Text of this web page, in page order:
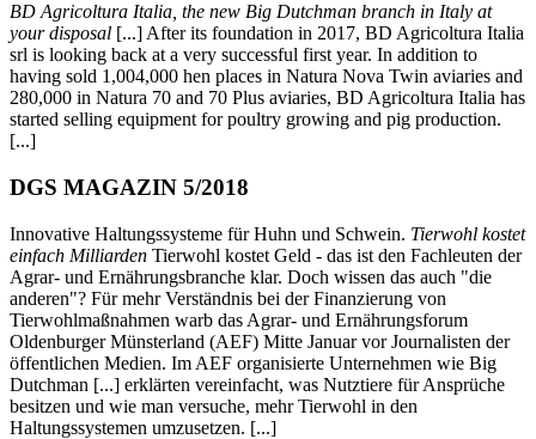
BD Agricoltura Italia, the new Big Dutchman branch in Italy at
your disposal [...] After its foundation in 2017, BD Agricoltura Italia
srl is looking back at a very successful first year. In addition to
having sold 1,004,000 hen places in Natura Nova Twin aviaries and
280,000 in Natura 70 and 70 Plus aviaries, BD Agricoltura Italia has
started selling equipment for poultry growing and pig production.
[...]
DGS MAGAZIN 5/2018
Innovative Haltungssysteme für Huhn und Schwein. Tierwohl kostet
einfach Milliarden Tierwohl kostet Geld - das ist den Fachleuten der
Agrar- und Ernährungsbranche klar. Doch wissen das auch "die
anderen"? Für mehr Verständnis bei der Finanzierung von
Tierwohlmaßnahmen warb das Agrar- und Ernährungsforum
Oldenburger Münsterland (AEF) Mitte Januar vor Journalisten der
öffentlichen Medien. Im AEF organisierte Unternehmen wie Big
Dutchman [...] erklärten vereinfacht, was Nutztiere für Ansprüche
besitzen und wie man versuche, mehr Tierwohl in den
Haltungssystemen umzusetzen. [...]